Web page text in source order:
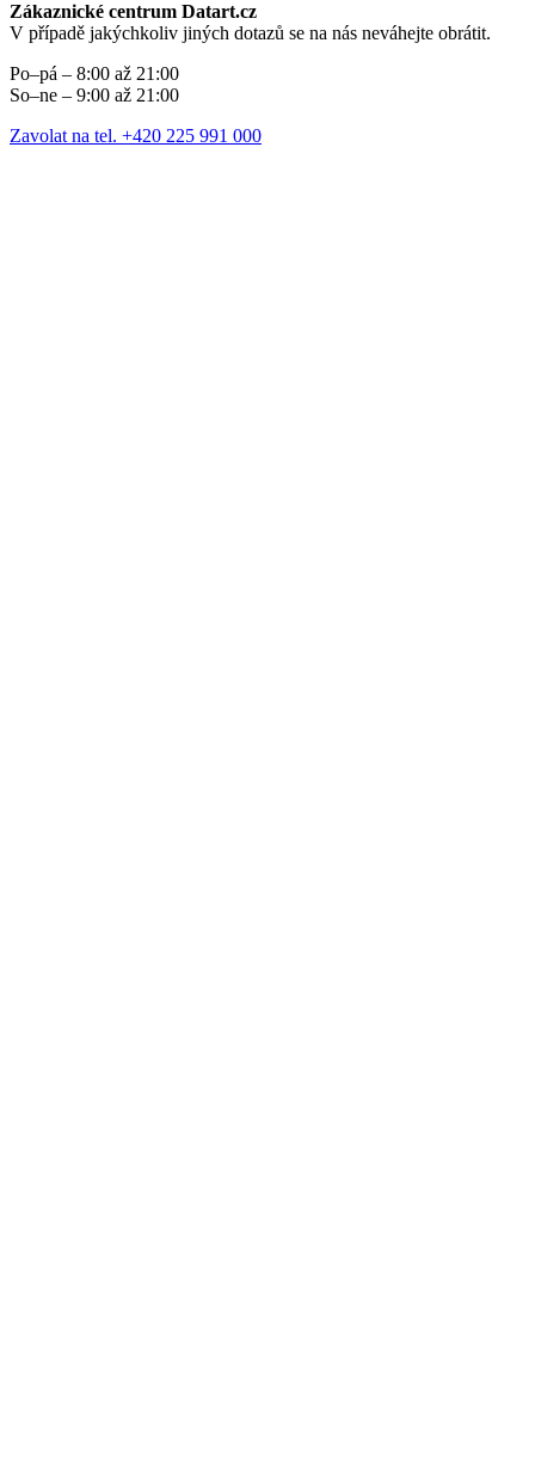
Zákaznické centrum Datart.cz
V případě jakýchkoliv jiných dotazů se na nás neváhejte obrátit.
Po–pá – 8:00 až 21:00
So–ne – 9:00 až 21:00
Zavolat na tel. +420 225 991 000